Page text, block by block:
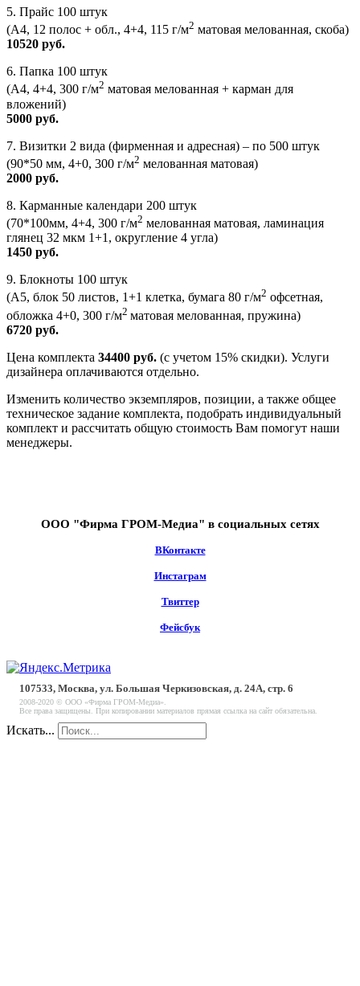
5. Прайс 100 штук
(А4, 12 полос + обл., 4+4, 115 г/м2 матовая мелованная, скоба)
10520 руб.
6. Папка 100 штук
(А4, 4+4, 300 г/м2 матовая мелованная + карман для
вложений)
5000 руб.
7. Визитки 2 вида (фирменная и адресная) – по 500 штук
(90*50 мм, 4+0, 300 г/м2 мелованная матовая)
2000 руб.
8. Карманные календари 200 штук
(70*100мм, 4+4, 300 г/м2 мелованная матовая, ламинация
глянец 32 мкм 1+1, округление 4 угла)
1450 руб.
9. Блокноты 100 штук
(А5, блок 50 листов, 1+1 клетка, бумага 80 г/м2 офсетная,
обложка 4+0, 300 г/м2 матовая мелованная, пружина)
6720 руб.
Цена комплекта 34400 руб. (с учетом 15% скидки). Услуги
дизайнера оплачиваются отдельно.
Изменить количество экземпляров, позиции, а также общее
техническое задание комплекта, подобрать индивидуальный
комплект и рассчитать общую стоимость Вам помогут наши
менеджеры.
ООО "Фирма ГРОМ-Медиа" в социальных сетях
ВКонтакте
Инстаграм
Твиттер
Фейсбук
107533, Москва, ул. Большая Черкизовская, д. 24А, стр. 6
2008-2020 © ООО «Фирма ГРОМ-Медиа».
Все права защищены. При копировании материалов прямая ссылка на сайт обязательна.
Искать...